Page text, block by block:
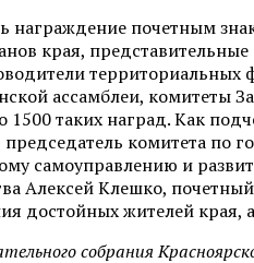
награждение почетным
края,
территориальных
ассамблеи, комитеты
1500 таких наград. Как
комитета по
самоуправлению и
Алексей Клешко,
достойных жителей края,
собрания